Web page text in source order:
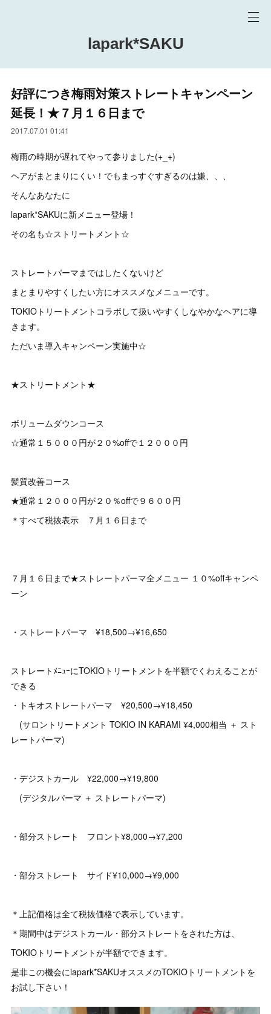
lapark*SAKU
好評につき梅雨対策ストレートキャンペーン
延長！★７月１６日まで
2017.07.01 01:41
梅雨の時期が遅れてやって参りました(+_+)
ヘアがまとまりにくい！でもまっすぐすぎるのは嫌、、、
そんなあなたに
lapark*SAKUに新メニュー登場！
その名も☆ストリートメント☆
ストレートパーマまではしたくないけど
まとまりやすくしたい方にオススメなメニューです。
TOKIOトリートメントコラボして扱いやすくしなやかなヘアに導
きます。
ただいま導入キャンペーン実施中☆
★ストリートメント★
ボリュームダウンコース
☆通常１５０００円が２０%offで１２０００円
髪質改善コース
★通常１２０００円が２０％offで９６００円
＊すべて税抜表示 ７月１６日まで
７月１６日まで★ストレートパーマ全メニュー １０%offキャンペ
ーン
・ストレートパーマ ¥18,500→¥16,650
ストレートﾒﾆｭｰにTOKIOトリートメントを半額でくわえることが
できる
・トキオストレートパーマ ¥20,500→¥18,450
(サロントリートメント TOKIO IN KARAMI ¥4,000相当 ＋ スト
レートパーマ)
・デジストカール ¥22,000→¥19,800
(デジタルパーマ ＋ ストレートパーマ)
・部分ストレート フロント¥8,000→¥7,200
・部分ストレート サイド¥10,000→¥9,000
＊上記価格は全て税抜価格で表示しています。
＊期間中はデジストカール・部分ストレートをされた方は、
TOKIOトリートメントが半額でできます。
是非この機会にlapark*SAKUオススメのTOKIOトリートメントを
お試し下さい！